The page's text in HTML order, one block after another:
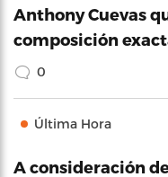
Anthony Cuevas
composición
0
Última Hora
A consideración